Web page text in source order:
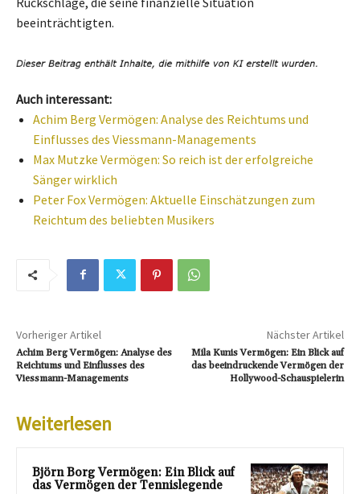
beeinträchtigten.
Auch interessant:
Achim Berg Vermögen: Analyse des Reichtums und
Einflusses des Viessmann-Managements
Max Mutzke Vermögen: So reich ist der erfolgreiche
Sänger wirklich
Peter Fox Vermögen: Aktuelle Einschätzungen zum
Reichtum des beliebten Musikers
Vorheriger Artikel
Achim Berg Vermögen: Analyse des
Reichtums und Einflusses des
Viessmann-Managements
Nächster Artikel
Mila Kunis Vermögen: Ein Blick auf
das beeindruckende Vermögen der
Hollywood-Schauspielerin
Weiterlesen
Björn Borg Vermögen: Ein Blick auf
das Vermögen der Tennislegende